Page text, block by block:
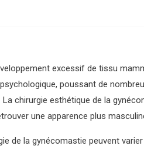
excessif de tissu
poussant de
chirurgie esthétique de la
une apparence plus
de la gynécomastie peuvent